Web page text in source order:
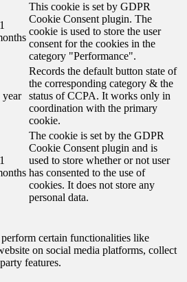
This cookie is set by GDPR
Cookie Consent plugin. The
cookie is used to store the user
consent for the cookies in the
category "Performance".
year
Records the default button state of
the corresponding category & the
status of CCPA. It works only in
coordination with the primary
cookie.
The cookie is set by the GDPR
Cookie Consent plugin and is
used to store whether or not user
has consented to the use of
cookies. It does not store any
personal data.
certain functionalities like
on social media platforms, collect
features.